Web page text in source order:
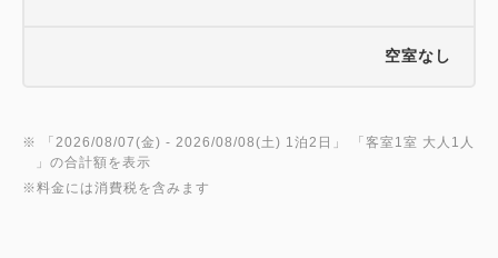
空室なし
※ 「 2026/08/07(金) - 2026/08/08(土) 1泊2日 」 「客室1室 大人1人
」の合計額を表示
※料金には消費税を含みます